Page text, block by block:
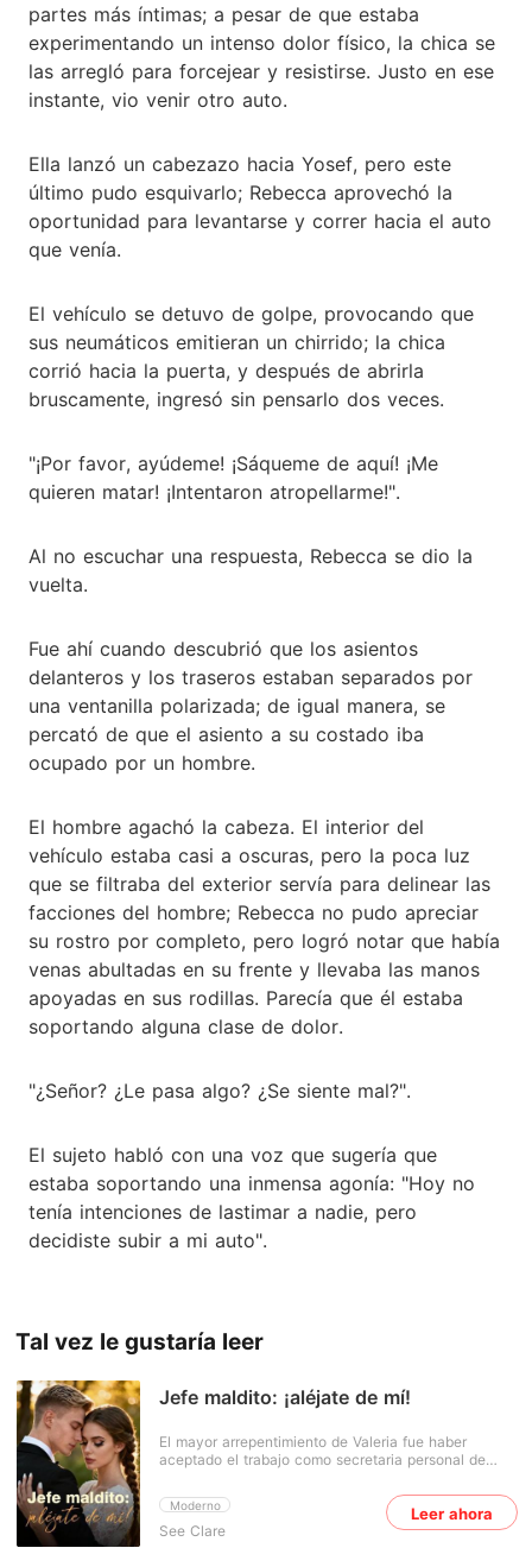
partes más íntimas; a pesar de que estaba
experimentando un intenso dolor físico, la chica se
las arregló para forcejear y resistirse. Justo en ese
instante, vio venir otro auto.
Ella lanzó un cabezazo hacia Yosef, pero este
último pudo esquivarlo; Rebecca aprovechó la
oportunidad para levantarse y correr hacia el auto
que venía.
El vehículo se detuvo de golpe, provocando que
sus neumáticos emitieran un chirrido; la chica
corrió hacia la puerta, y después de abrirla
bruscamente, ingresó sin pensarlo dos veces.
"¡Por favor, ayúdeme! ¡Sáqueme de aquí! ¡Me
quieren matar! ¡Intentaron atropellarme!".
Al no escuchar una respuesta, Rebecca se dio la
vuelta.
Fue ahí cuando descubrió que los asientos
delanteros y los traseros estaban separados por
una ventanilla polarizada; de igual manera, se
percató de que el asiento a su costado iba
ocupado por un hombre.
El hombre agachó la cabeza. El interior del
vehículo estaba casi a oscuras, pero la poca luz
que se filtraba del exterior servía para delinear las
facciones del hombre; Rebecca no pudo apreciar
su rostro por completo, pero logró notar que había
venas abultadas en su frente y llevaba las manos
apoyadas en sus rodillas. Parecía que él estaba
soportando alguna clase de dolor.
"¿Señor? ¿Le pasa algo? ¿Se siente mal?".
El sujeto habló con una voz que sugería que
estaba soportando una inmensa agonía: "Hoy no
tenía intenciones de lastimar a nadie, pero
decidiste subir a mi auto".
Tal vez le gustaría leer
Jefe maldito: ¡aléjate de mí!
Moderno
See Clare
El mayor arrepentimiento de Valeria fue haber
aceptado el trabajo como secretaria personal de
para él. Después de todo lo que había hecho por él
en los últimos cinco años, se cansó de ella y la echó
sin piedad a la sucursal. Se decía que trabajar en
Leer ahora